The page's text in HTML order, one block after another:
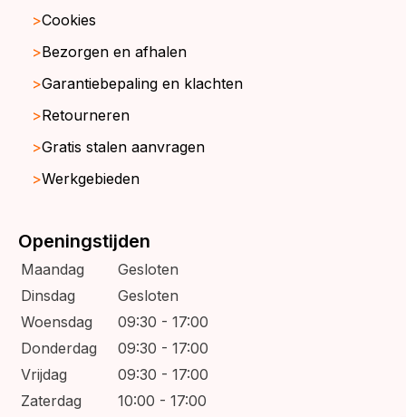
Cookies
Bezorgen en afhalen
Garantiebepaling en klachten
Retourneren
Gratis stalen aanvragen
Werkgebieden
Openingstijden
Maandag
Gesloten
Dinsdag
Gesloten
Woensdag
09:30 - 17:00
Donderdag
09:30 - 17:00
Vrijdag
09:30 - 17:00
Zaterdag
10:00 - 17:00